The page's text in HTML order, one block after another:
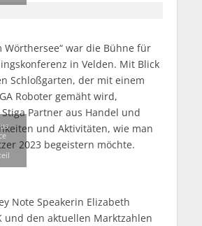
Wörthersee“ war die Bühne für
in Velden. Mit Blick
Schloßgarten, der mit einem
Roboter gemäht wird,
Partner aus Handel und
und Aktivitäten, wie man
2023 begeistern möchte.
Note Speakerin Elizabeth
und den aktuellen Marktzahlen